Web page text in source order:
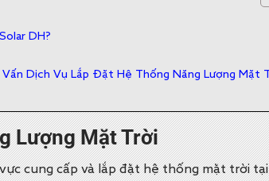
DH?
Dịch Vụ Lắp Đặt Hệ Thống Năng Lượng Mặt
Lượng Mặt Trời
cung cấp và lắp đặt hệ thống mặt trời